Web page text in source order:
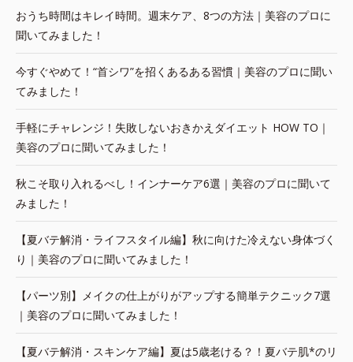
おうち時間はキレイ時間。週末ケア、8つの方法｜美容のプロに
聞いてみました！
今すぐやめて！“首シワ”を招くあるある習慣｜美容のプロに聞い
てみました！
手軽にチャレンジ！失敗しないおきかえダイエット HOW TO｜
美容のプロに聞いてみました！
秋こそ取り入れるべし！インナーケア6選｜美容のプロに聞いて
みました！
【夏バテ解消・ライフスタイル編】秋に向けた冷えない身体づく
り｜美容のプロに聞いてみました！
【パーツ別】メイクの仕上がりがアップする簡単テクニック7選
｜美容のプロに聞いてみました！
【夏バテ解消・スキンケア編】夏は5歳老ける？！夏バテ肌*のリ